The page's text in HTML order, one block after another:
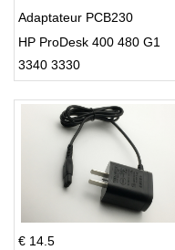
Adaptateur PCB230
HP ProDesk 400 480 G1
3340 3330
€ 14.5